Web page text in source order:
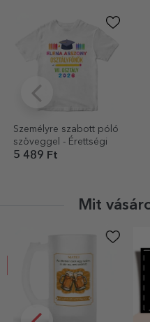
Személyre szabott póló
szöveggel - Érettségi
5 489 Ft
Mit